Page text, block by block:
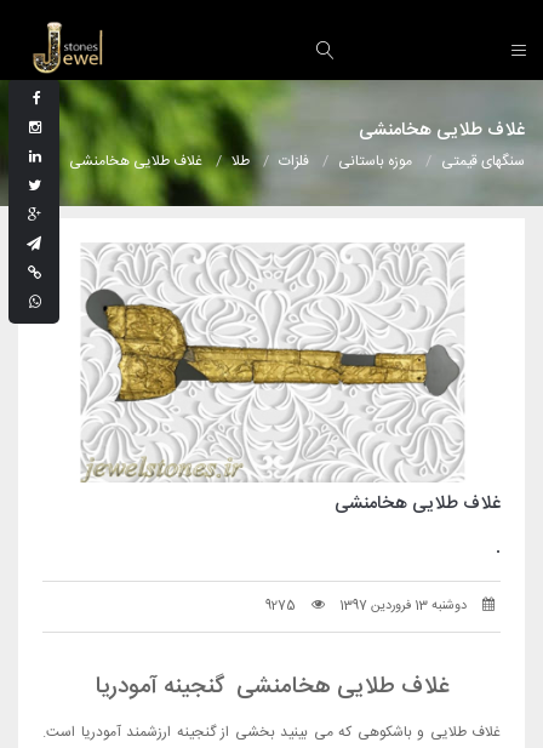
غلاف طلایی هخامنشی
سنگهای قیمتی موزه باستانی فلزات طلا غلاف طلایی هخامنشی
غلاف طلایی هخامنشی
.
دوشنبه 13 فروردین 1397 9275
غلاف طلایی هخامنشی گنجینه آمودریا
غلاف طلایی و باشکوهی که می بینید بخشی از گنجینه ارزشمند آمودریا است.